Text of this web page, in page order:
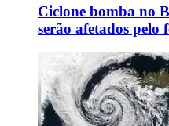
Ciclone bomba no
serão afetados pelo